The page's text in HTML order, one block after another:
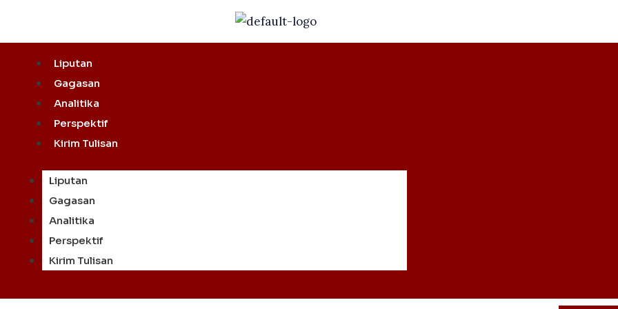
content
Liputan
Gagasan
Analitika
Perspektif
Kirim Tulisan
Liputan
Gagasan
Analitika
Perspektif
Kirim Tulisan